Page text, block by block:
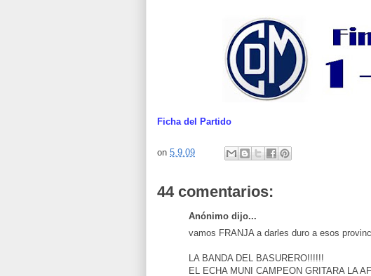
Ficha del Partido
on 5.9.09
44 comentarios:
Anónimo dijo...
vamos FRANJA a darles duro a esos
LA BANDA DEL BASURERO!!!!!!
EL ECHA MUNI CAMPEON GRITARA LA